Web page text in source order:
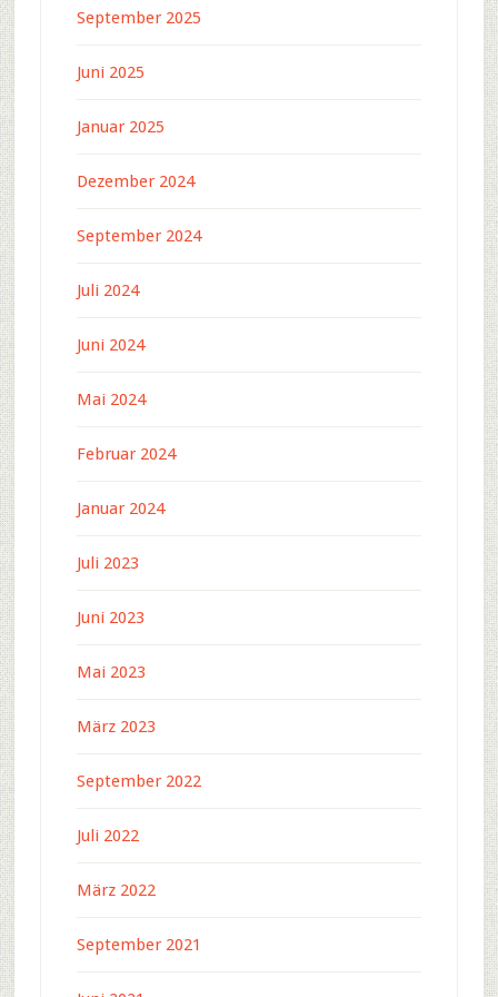
September 2025
Juni 2025
Januar 2025
Dezember 2024
September 2024
Juli 2024
Juni 2024
Mai 2024
Februar 2024
Januar 2024
Juli 2023
Juni 2023
Mai 2023
März 2023
September 2022
Juli 2022
März 2022
September 2021